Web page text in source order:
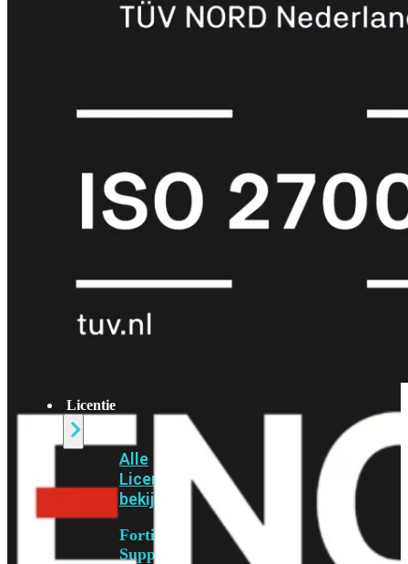
met
FortiWiFi
40F
FortiWiFi
50G FortiWiFi
51G FortiWiFi
60F
FortiWiFi
70GFortiWiFi
71GFortiWiFi
80FFortiWiFi
Licentie
Alle
Licenties
bekijken
FortiCare
Support